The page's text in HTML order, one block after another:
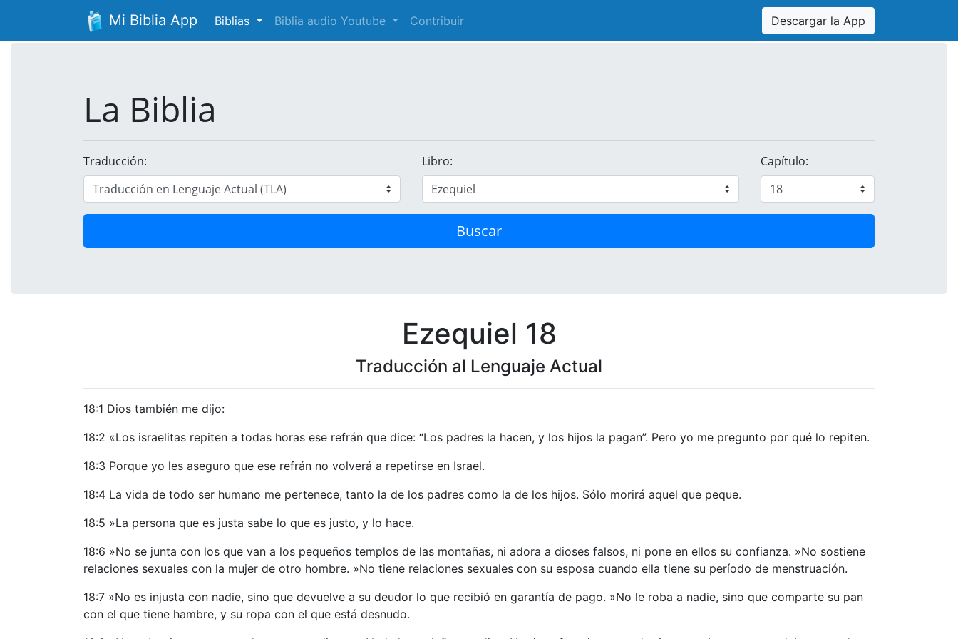
Mi Biblia App Biblias Biblia audio Youtube Contribuir Descargar la App
La Biblia
Traducción: Libro: Capítulo:
Buscar
Ezequiel 18
Traducción al Lenguaje Actual
18:1 Dios también me dijo:
18:2 «Los israelitas repiten a todas horas ese refrán que dice: “Los padres la hacen, y los hijos la pagan”. Pero yo me pregunto por qué lo repiten.
18:3 Porque yo les aseguro que ese refrán no volverá a repetirse en Israel.
18:4 La vida de todo ser humano me pertenece, tanto la de los padres como la de los hijos. Sólo morirá aquel que peque.
18:5 »La persona que es justa sabe lo que es justo, y lo hace.
18:6 »No se junta con los que van a los pequeños templos de las montañas, ni adora a dioses falsos, ni pone en ellos su confianza. »No sostiene
relaciones sexuales con la mujer de otro hombre. »No tiene relaciones sexuales con su esposa cuando ella tiene su período de menstruación.
18:7 »No es injusta con nadie, sino que devuelve a su deudor lo que recibió en garantía de pago. »No le roba a nadie, sino que comparte su pan
con el que tiene hambre, y su ropa con el que está desnudo.